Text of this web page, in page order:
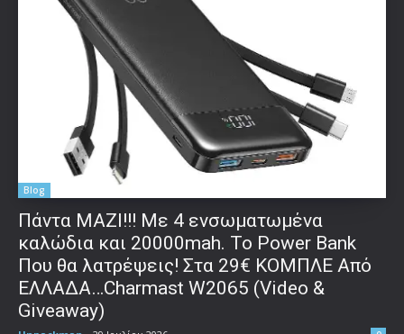
Blog
Πάντα ΜΑΖΙ!!! Με 4 ενσωματωμένα
καλώδια και 20000mah. Το Power Bank
Που θα λατρέψεις! Στα 29€ ΚΟΜΠΛΕ Από
ΕΛΛΑΔΑ…Charmast W2065 (Video &
Giveaway)